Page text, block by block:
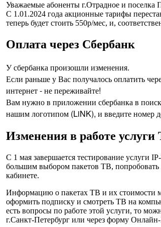
Уважаемые абоненты г.Отрадное и поселка
С 1.01.2024 года акционные тарифы
теперь будет стоить 550р/мес, и,
Оплата через Сбербанк
У сбербанка произошли изменения.
Если раньше у Вас получалось оплатить
интернет - не переживайте!
Вам нужно в приложении сбербанка в
нашим логотипом (LiNK), и введите номер
Изменения в работе услуги
С 1 мая завершается тестирование услуги
большим выбором пакетов ТВ,
кабинете.
Информацию о пакетах ТВ и их стоимости
оформить подписку и смотреть ТВ на
есть вопросы по работе этой услуги, то
г.Санкт-Петербург или через форму